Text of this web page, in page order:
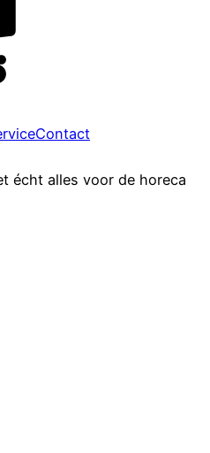
Contact
écht alles voor de horeca